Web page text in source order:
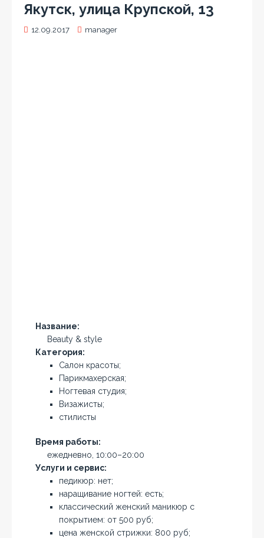
Якутск, улица Крупской, 13
12.09.2017 manager
Название:
Beauty & style
Категория:
Салон красоты;
Парикмахерская;
Ногтевая студия;
Визажисты;
стилисты
Время работы:
ежедневно, 10:00–20:00
Услуги и сервис:
педикюр: нет;
наращивание ногтей: есть;
классический женский маникюр с
покрытием: от 500 руб;
цена женской стрижки: 800 руб;